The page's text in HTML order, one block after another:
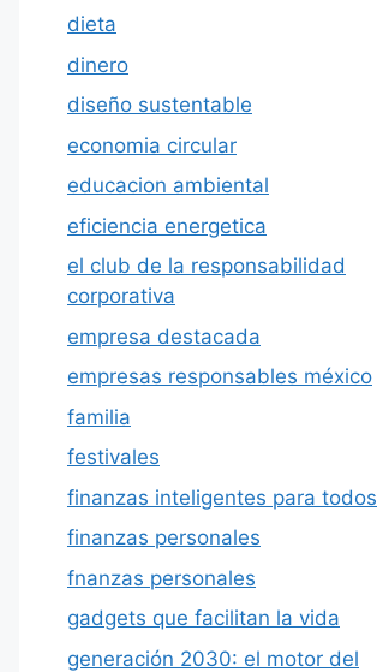
dieta
dinero
diseño sustentable
economia circular
educacion ambiental
eficiencia energetica
el club de la responsabilidad
corporativa
empresa destacada
empresas responsables méxico
familia
festivales
finanzas inteligentes para todos
finanzas personales
fnanzas personales
gadgets que facilitan la vida
generación 2030: el motor del